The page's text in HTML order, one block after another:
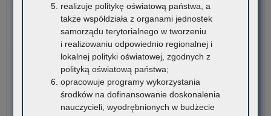
VI edycja Ogólnopolskiej Olimpiady Wiedzy o
Procesie Inwestycyjno-Budowlanym
Komitet Główny Ogólnopolskiej Olimpiady Wiedzy
o Procesie Inwestycyjno-Budowlanym przekazuje
harmonogram…
realizuje politykę oświatową państwa, a
także współdziała z organami jednostek
samorządu terytorialnego w tworzeniu
i realizowaniu odpowiednio regionalnej i
lokalnej polityki oświatowej, zgodnych z
polityką oświatową państwa;
opracowuje programy wykorzystania
środków na dofinansowanie doskonalenia
nauczycieli, wyodrębnionych w budżecie